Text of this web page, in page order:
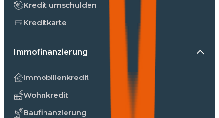
Kredit umschulden
Kreditkarte
Immofinanzierung
Immobilienkredit
Wohnkredit
Baufinanzierung